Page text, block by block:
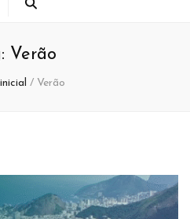
Verão
/ Verão